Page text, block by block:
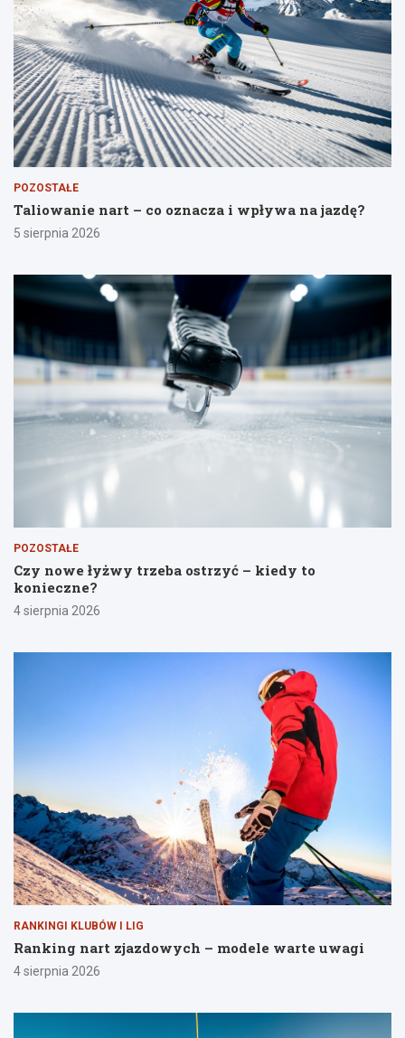
POZOSTAŁE
Taliowanie nart – co oznacza i wpływa na jazdę?
5 sierpnia 2026
POZOSTAŁE
Czy nowe łyżwy trzeba ostrzyć – kiedy to
konieczne?
4 sierpnia 2026
RANKINGI KLUBÓW I LIG
Ranking nart zjazdowych – modele warte uwagi
4 sierpnia 2026